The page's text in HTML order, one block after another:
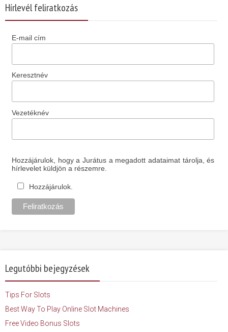
Hírlevél feliratkozás
E-mail cím
Keresztnév
Vezetéknév
Hozzájárulok, hogy a Jurátus a megadott adataimat tárolja, és
hírlevelet küldjön a részemre.
Hozzájárulok.
Legutóbbi bejegyzések
Tips For Slots
Best Way To Play Online Slot Machines
Free Video Bonus Slots